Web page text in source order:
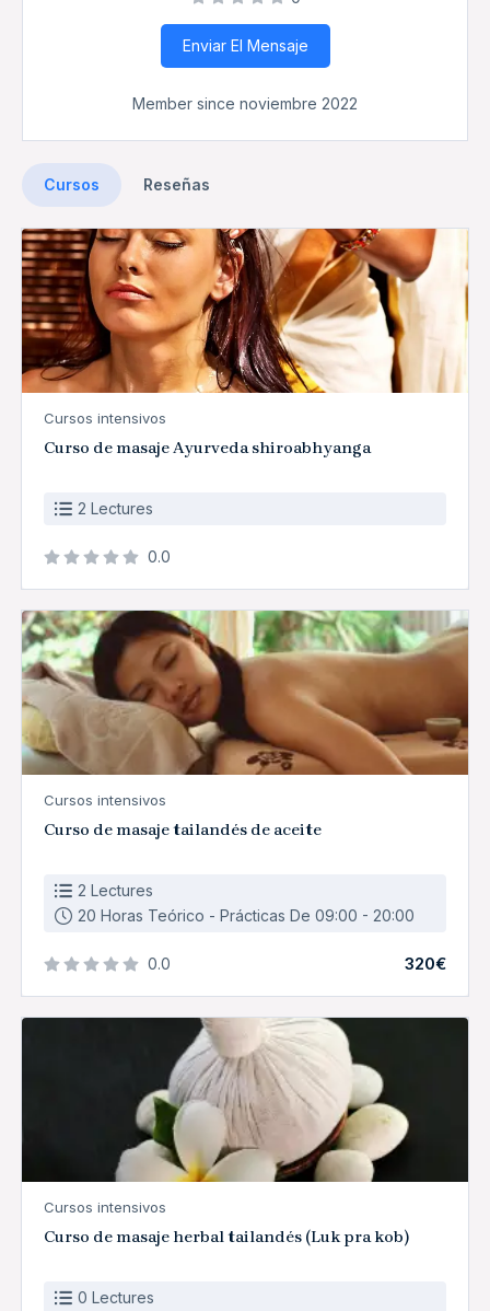
Enviar El Mensaje
Member since noviembre 2022
Cursos Reseñas
Cursos intensivos
Curso de masaje Ayurveda shiroabhyanga
2 Lectures
0.0
Cursos intensivos
Curso de masaje tailandés de aceite
2 Lectures
20 Horas Teórico - Prácticas De 09:00 - 20:00
0.0 320€
Cursos intensivos
Curso de masaje herbal tailandés (Luk pra kob)
0 Lectures